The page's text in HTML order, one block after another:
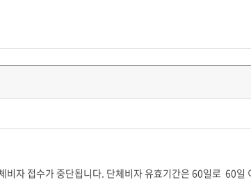
자 접수가 중단됩니다. 단체비자 유효기간은 60일로 60일